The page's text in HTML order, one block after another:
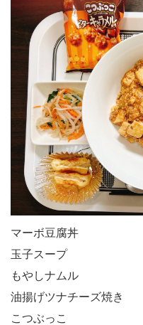
マーボ豆腐丼
玉子スープ
もやしナムル
油揚げツナチーズ焼き
こつぶっこ